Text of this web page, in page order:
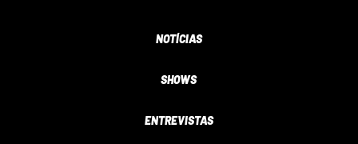
NOTÍCIAS
SHOWS
ENTREVISTAS